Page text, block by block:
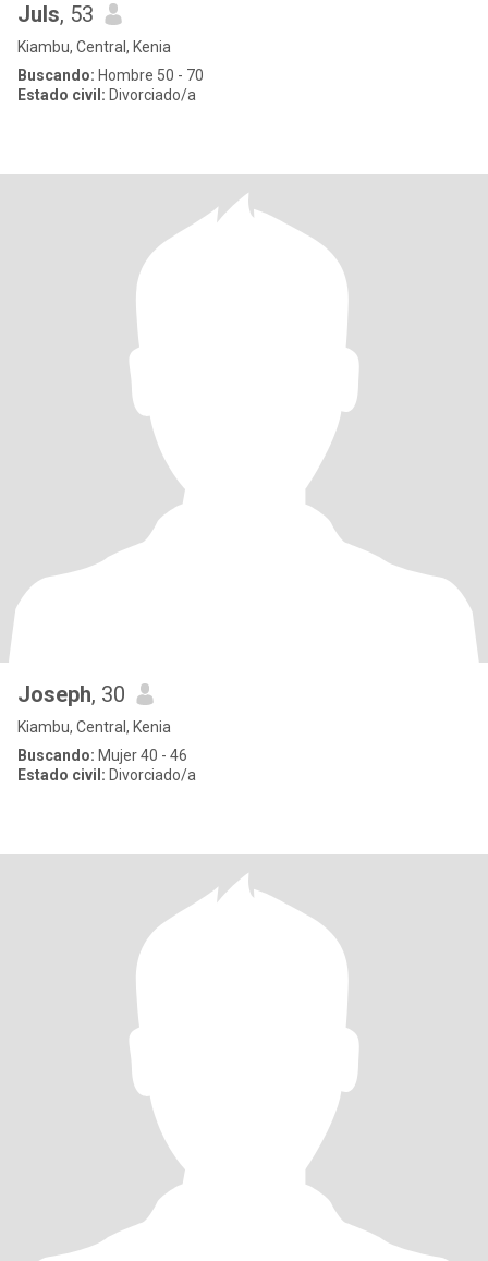
Juls, 53
Kiambu, Central, Kenia
Buscando: Hombre 50 - 70
Estado civil: Divorciado/a
Joseph, 30
Kiambu, Central, Kenia
Buscando: Mujer 40 - 46
Estado civil: Divorciado/a